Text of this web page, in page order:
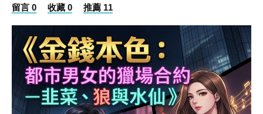
留言 0 收藏 0 推薦 11